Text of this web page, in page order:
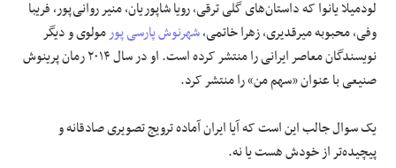
لودمیلا یانوا که داستان‌های گلی ترقی، رویا شاپوریان، منیر روانی‌پور، فریبا
وفی، محبوبه میرقدیری، زهرا خاتمی،شهرنوش پارسی پورمولوی و دیگر
نویسندگان معاصر ایرانی را منتشر کرده است. او در سال ۲۰۱۴ رمان پرینوش
صنیعی با عنوان «سهم من» را منتشر کرد.
یک سوال جالب این است که آیا ایران آماده ترویج تصویری صادقانه و
پیچیده‌تر از خودش هست یا نه.